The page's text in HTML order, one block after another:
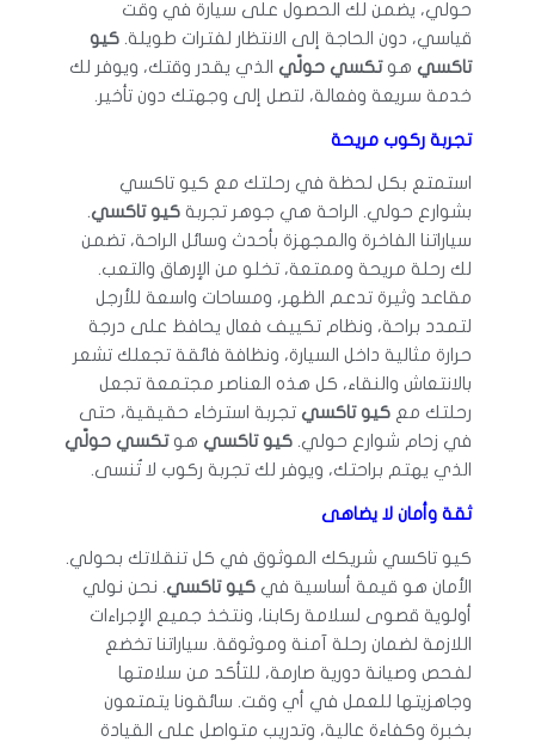
حولي، يضمن لك الحصول على سيارة في وقت
قياسي، دون الحاجة إلى الانتظار لفترات طويلة. كيو
تاكسي هوتكسي حولّي الذي يقدر وقتك، ويوفر لك
خدمة سريعة وفعالة، لتصل إلى وجهتك دون تأخير.
تجربة ركوب مريحة
استمتع بكل لحظة في رحلتك مع كيو تاكسي
بشوارع حولي. الراحة هي جوهر تجربة كيو تاكسي.
سياراتنا الفاخرة والمجهزة بأحدث وسائل الراحة، تضمن
لك رحلة مريحة وممتعة، تخلو من الإرهاق والتعب.
مقاعد وثيرة تدعم الظهر، ومساحات واسعة للأرجل
لتمدد براحة، ونظام تكييف فعال يحافظ على درجة
حرارة مثالية داخل السيارة، ونظافة فائقة تجعلك تشعر
بالانتعاش والنقاء، كل هذه العناصر مجتمعة تجعل
رحلتك مع كيو تاكسي تجربة استرخاء حقيقية، حتى
في زحام شوارع حولي. كيو تاكسي هوتكسي حولّي
الذي يهتم براحتك، ويوفر لك تجربة ركوب لا تُنسى.
ثقة وأمان لا يضاهى
كيو تاكسي شريكك الموثوق في كل تنقلاتك بحولي.
الأمان هو قيمة أساسية في كيو تاكسي. نحن نولي
أولوية قصوى لسلامة ركابنا، ونتخذ جميع الإجراءات
اللازمة لضمان رحلة آمنة وموثوقة. سياراتنا تخضع
لفحص وصيانة دورية صارمة، للتأكد من سلامتها
وجاهزيتها للعمل في أي وقت. سائقونا يتمتعون
بخبرة وكفاءة عالية، وتدريب متواصل على القيادة